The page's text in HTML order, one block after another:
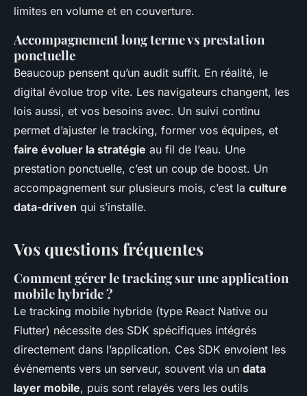
limites en volume et en couverture.
Accompagnement long terme vs prestation
ponctuelle
Beaucoup pensent qu’un audit suffit. En réalité, le
digital évolue trop vite. Les navigateurs changent, les
lois aussi, et vos besoins avec. Un suivi continu
permet d’ajuster le tracking, former vos équipes, et
faire évoluer la stratégie au fil de l’eau. Une
prestation ponctuelle, c’est un coup de boost. Un
accompagnement sur plusieurs mois, c’est la culture
data-driven qui s’installe.
Vos questions fréquentes
Comment gérer le tracking sur une application
mobile hybride ?
Le tracking mobile hybride (type React Native ou
Flutter) nécessite des SDK spécifiques intégrés
directement dans l’application. Ces SDK envoient les
événements vers un serveur, souvent via un data
layer mobile, puis sont relayés vers les outils